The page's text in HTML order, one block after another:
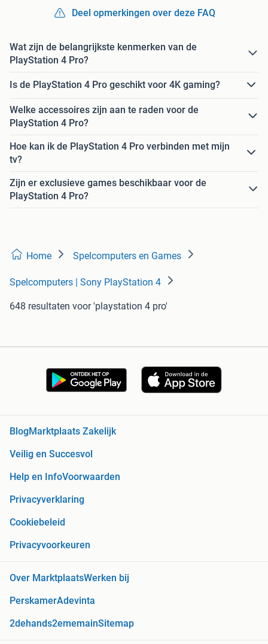
Deel opmerkingen over deze FAQ
Wat zijn de belangrijkste kenmerken van de
PlayStation 4 Pro?
Is de PlayStation 4 Pro geschikt voor 4K gaming?
Welke accessoires zijn aan te raden voor de
PlayStation 4 Pro?
Hoe kan ik de PlayStation 4 Pro verbinden met mijn
tv?
Zijn er exclusieve games beschikbaar voor de
PlayStation 4 Pro?
Home Spelcomputers en Games
Spelcomputers | Sony PlayStation 4
648 resultaten voor 'playstation 4 pro'
BlogMarktplaats Zakelijk
Veilig en Succesvol
Help en InfoVoorwaarden
Privacyverklaring
Cookiebeleid
Privacyvoorkeuren
Over MarktplaatsWerken bij
PerskamerAdevinta
2dehands2ememainSitemap